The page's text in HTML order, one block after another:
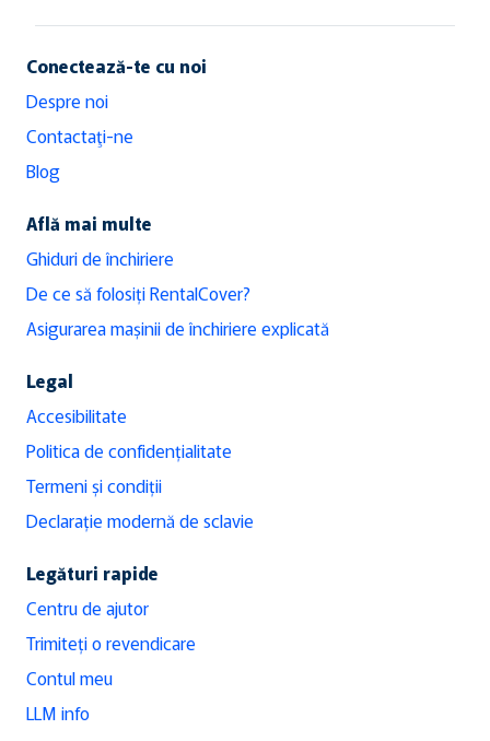
Conectează-te cu noi
Despre noi
Contactaţi-ne
Blog
Află mai multe
Ghiduri de închiriere
De ce să folosiți RentalCover?
Asigurarea mașinii de închiriere explicată
Legal
Accesibilitate
Politica de confidențialitate
Termeni și condiții
Declarație modernă de sclavie
Legături rapide
Centru de ajutor
Trimiteți o revendicare
Contul meu
LLM info